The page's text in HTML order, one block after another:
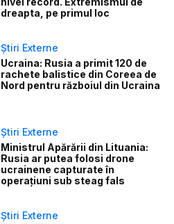
dreapta, pe primul loc
Știri Externe
Ucraina: Rusia a primit 120 de
rachete balistice din Coreea de
Nord pentru războiul din Ucraina
Știri Externe
Ministrul Apărării din Lituania:
Rusia ar putea folosi drone
ucrainene capturate în
operațiuni sub steag fals
Știri Externe